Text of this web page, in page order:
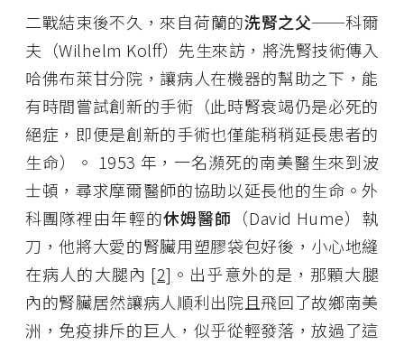
二戰結束後不久，來自荷蘭的洗腎之父──科爾
夫（Wilhelm Kolff）先生來訪，將洗腎技術傳入
哈佛布萊甘分院，讓病人在機器的幫助之下，能
有時間嘗試創新的手術（此時腎衰竭仍是必死的
絕症，即便是創新的手術也僅能稍稍延長患者的
生命）。 1953 年，一名瀕死的南美醫生來到波
士頓，尋求摩爾醫師的協助以延長他的生命。外
科團隊裡由年輕的休姆醫師 （David Hume）執
刀，他將大愛的腎臟用塑膠袋包好後，小心地縫
在病人的大腿內 [2] 。出乎意外的是，那顆大腿
內的腎臟居然讓病人順利出院且飛回了故鄉南美
洲，免疫排斥的巨人，似乎從輕發落，放過了這